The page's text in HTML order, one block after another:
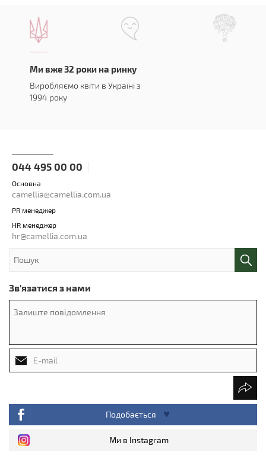
Ми вже 32 роки на ринку
Виробляємо квіти в Україні з
1994 року
044 495 00 00
Основна
camellia@camellia.com.ua
PR менеджер
HR менеджер
hr@camellia.com.ua
Зв'язатися з нами
Подобається
Ми в Instagram